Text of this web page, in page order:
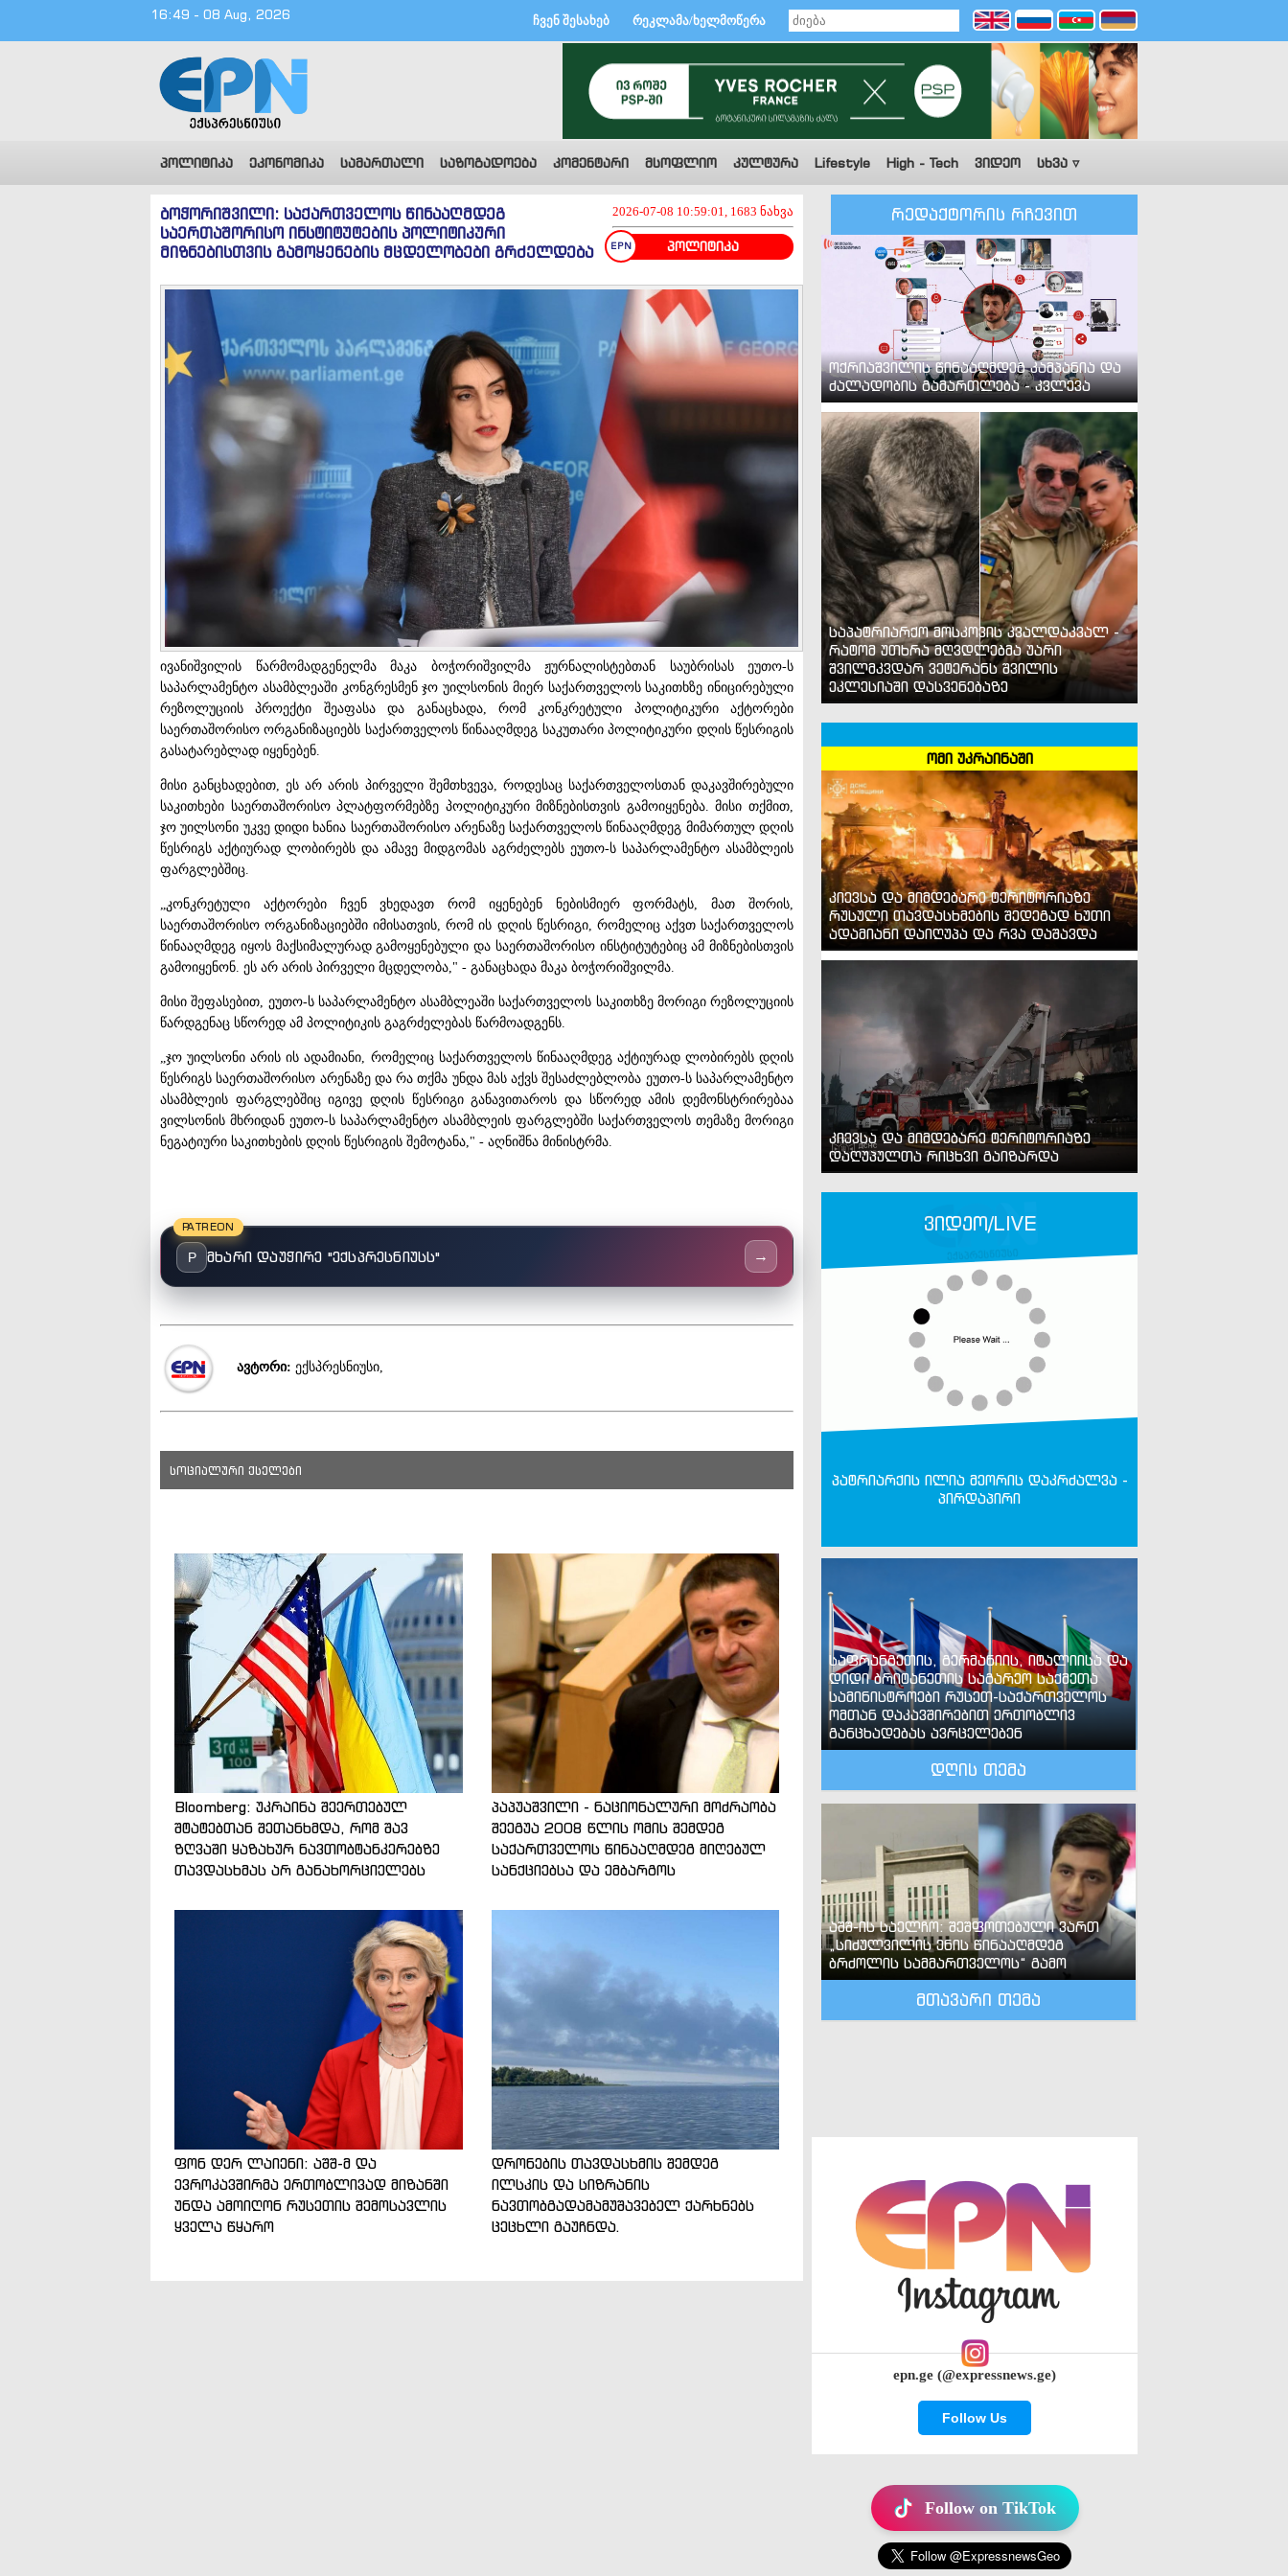
16:49 - 08 Aug, 2026 ჩვენ შესახებ რეკლამა/ხელმოწერა
პოლიტიკა ეკონომიკა სამართალი საზოგადოება კომენტარი მსოფლიო კულტურა Lifestyle High - Tech ვიდეო სხვა ▿
2026-07-08 10:59:01, 1683 ნახვა
პოლიტიკა
ბოჭორიშვილი: საქართველოს წინააღმდეგ
საერთაშორისო ინსტიტუტების პოლიტიკური
მიზნებისთვის გამოყენების მცდელობები გრძელდება
ივანიშვილის წარმომადგენელმა მაკა ბოჭორიშვილმა ჟურნალისტებთან საუბრისას ეუთო-ს
საპარლამენტო ასამბლეაში კონგრესმენ ჯო უილსონის მიერ საქართველოს საკითხზე ინიცირებული
რეზოლუციის პროექტი შეაფასა და განაცხადა, რომ კონკრეტული პოლიტიკური აქტორები
საერთაშორისო ორგანიზაციებს საქართველოს წინააღმდეგ საკუთარი პოლიტიკური დღის წესრიგის
გასატარებლად იყენებენ.
მისი განცხადებით, ეს არ არის პირველი შემთხვევა, როდესაც საქართველოსთან დაკავშირებული
საკითხები საერთაშორისო პლატფორმებზე პოლიტიკური მიზნებისთვის გამოიყენება. მისი თქმით,
ჯო უილსონი უკვე დიდი ხანია საერთაშორისო არენაზე საქართველოს წინააღმდეგ მიმართულ დღის
წესრიგს აქტიურად ლობირებს და ამავე მიდგომას აგრძელებს ეუთო-ს საპარლამენტო ასამბლეის
ფარგლებშიც.
„კონკრეტული აქტორები ჩვენ ვხედავთ რომ იყენებენ ნებისმიერ ფორმატს, მათ შორის,
საერთაშორისო ორგანიზაციებში იმისათვის, რომ ის დღის წესრიგი, რომელიც აქვთ საქართველოს
წინააღმდეგ იყოს მაქსიმალურად გამოყენებული და საერთაშორისო ინსტიტუტებიც ამ მიზნებისთვის
გამოიყენონ. ეს არ არის პირველი მცდელობა," - განაცხადა მაკა ბოჭორიშვილმა.
მისი შეფასებით, ეუთო-ს საპარლამენტო ასამბლეაში საქართველოს საკითხზე მორიგი რეზოლუციის
წარდგენაც სწორედ ამ პოლიტიკის გაგრძელებას წარმოადგენს.
„ჯო უილსონი არის ის ადამიანი, რომელიც საქართველოს წინააღმდეგ აქტიურად ლობირებს დღის
წესრიგს საერთაშორისო არენაზე და რა თქმა უნდა მას აქვს შესაძლებლობა ეუთო-ს საპარლამენტო
ასამბლეის ფარგლებშიც იგივე დღის წესრიგი განავითაროს და სწორედ ამის დემონსტრირებაა
ვილსონის მხრიდან ეუთო-ს საპარლამენტო ასამბლეის ფარგლებში საქართველოს თემაზე მორიგი
ნეგატიური საკითხების დღის წესრიგის შემოტანა," - აღნიშნა მინისტრმა.
PATREON
P მხარი დაუჭირე "ექსპრესნიუსს" →
ავტორი: ექსპრესნიუსი,
სოციალური ქსელები
Bloomberg: უკრაინა შეერთებულ
შტატებთან შეთანხმდა, რომ შავ
ზღვაში ყაზახურ ნავთობტანკერებზე
თავდასხმას არ განახორციელებს
პაპუაშვილი - ნაციონალური მოძრაობა
შეეგუა 2008 წლის ომის შემდეგ
საქართველოს წინააღმდეგ მიღებულ
სანქციებსა და ემბარგოს
ფონ დერ ლაიენი: აშშ-მ და
ევროკავშირმა ერთობლივად მიზანში
უნდა ამოიღონ რუსეთის შემოსავლის
ყველა წყარო
დრონების თავდასხმის შემდეგ
ილსკის და სიზრანის
ნავთობგადამამუშავებელ ქარხნებს
ცეცხლი გაუჩნდა.
რედაქტორის რჩევით
ოქრიაშვილის წინააღმდეგ კამპანია და
ძალადობის გამართლება - კვლევა
საპატრიარქო მოსკოვის კვალდაკვალ -
რატომ უთხრა მღვდლებმა უარი
შვილმკვდარ ვეტერანს შვილის
ეკლესიაში დასვენებაზე
ომი უკრაინაში
კიევსა და მიმდებარე ტერიტორიაზე
რუსული თავდასხმების შედეგად ხუთი
ადამიანი დაიღუპა და რვა დაშავდა
კიევსა და მიმდებარე ტერიტორიაზე
დაღუპულთა რიცხვი გაიზარდა
ვიდეო/LIVE
პატრიარქის ილია მეორის დაკრძალვა -
პირდაპირი
საფრანგეთის, გერმანიის, იტალიისა და
დიდი ბრიტანეთის საგარეო საქმეთა
სამინისტროები რუსეთ-საქართველოს
ომთან დაკავშირებით ერთობლივ
განცხადებას ავრცელებენ
დღის თემა
აშშ-ის საელჩო: შეშფოთებული ვართ
„სიძულვილის ენის წინააღმდეგ
ბრძოლის სამმართველოს“ გამო
მთავარი თემა
epn.ge (@expressnews.ge)
Follow Us
Follow on TikTok